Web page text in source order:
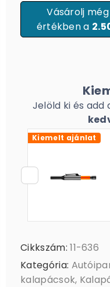
Vásárolj
értékben a
Jelöld ki és add
Kiemelt ajánlat
Cikkszám:11-636
Kategória:
kalapácsok,